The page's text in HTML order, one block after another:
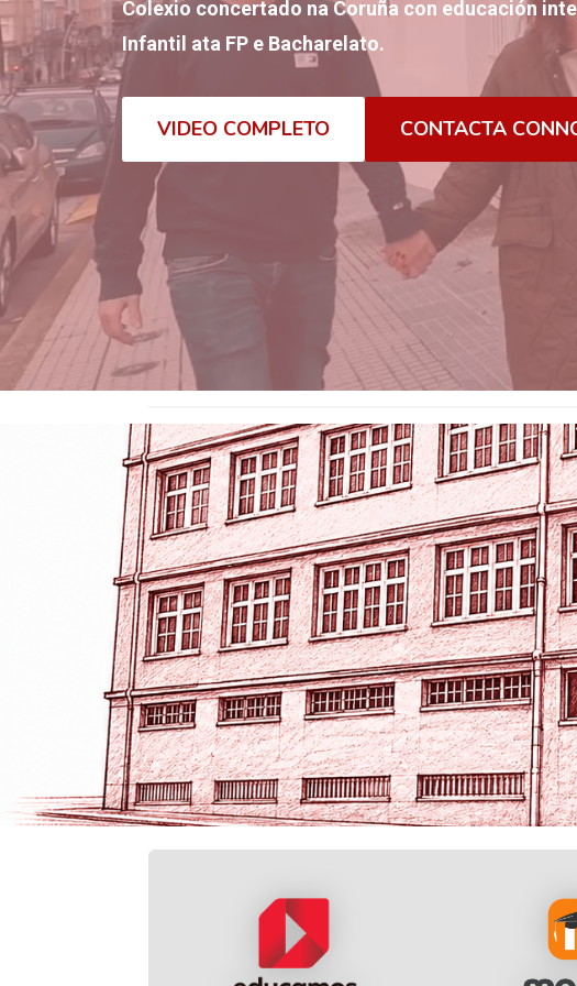
Colexio concertado na Coruña con educación
Infantil ata FP e Bacharelato.
VIDEO COMPLETO CONTACTA